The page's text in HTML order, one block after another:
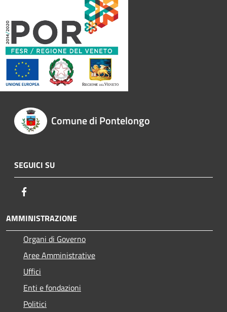
Comune di Pontelongo
SEGUICI SU
AMMINISTRAZIONE
Organi di Governo
Aree Amministrative
Uffici
Enti e fondazioni
Politici